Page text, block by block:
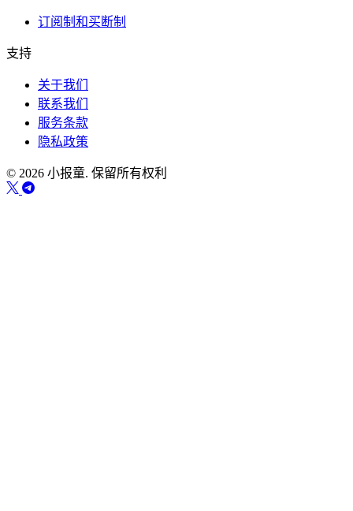
订阅制和买断制
支持
关于我们
联系我们
服务条款
隐私政策
© 2026 小报童. 保留所有权利